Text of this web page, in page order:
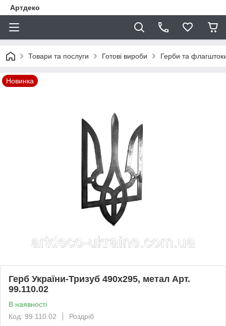
Артдеко
Товари та послуги Готові вироби Герби та
Новинка
Герб України-Тризуб 490х295, метал Арт.
99.110.02
В наявності
Код: 99.110.02
Роздріб